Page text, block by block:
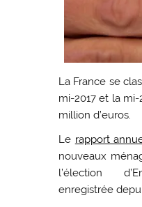
La France se
mi-2017 et la
million d’euros.
Le rapport
nouveaux
l’élection
enregistrée